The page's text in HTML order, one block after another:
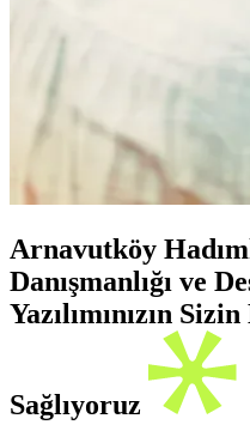
Arnavutköy
Danışmanlığı ve
Yazılımınızın
Sağlıyoruz